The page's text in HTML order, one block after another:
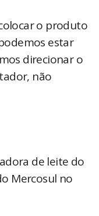
o produto
estar
direcionar o
não
de leite do
Mercosul no